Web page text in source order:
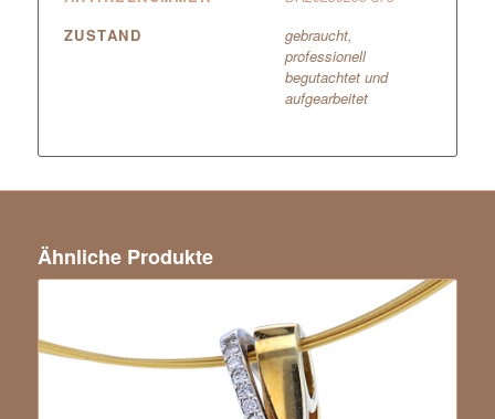
ZUSTAND
gebraucht,
professionell
begutachtet und
aufgearbeitet
Ähnliche Produkte